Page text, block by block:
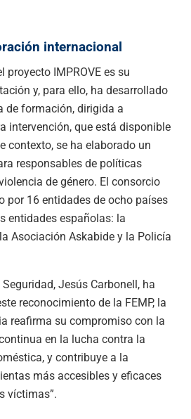
internacional
l proyecto IMPROVE es su
y, para ello, ha desarrollado
de formación, dirigida a
intervención, que está disponible
contexto, se ha elaborado un
responsables de políticas
de género. El consorcio
por 16 entidades de ocho países
entidades españolas: la
Asociación Askabide y la Policía
Jesús Carbonell, ha
reconocimiento de la FEMP, la
reafirma su compromiso con la
en la lucha contra la
y contribuye a la
más accesibles y eficaces
víctimas”.